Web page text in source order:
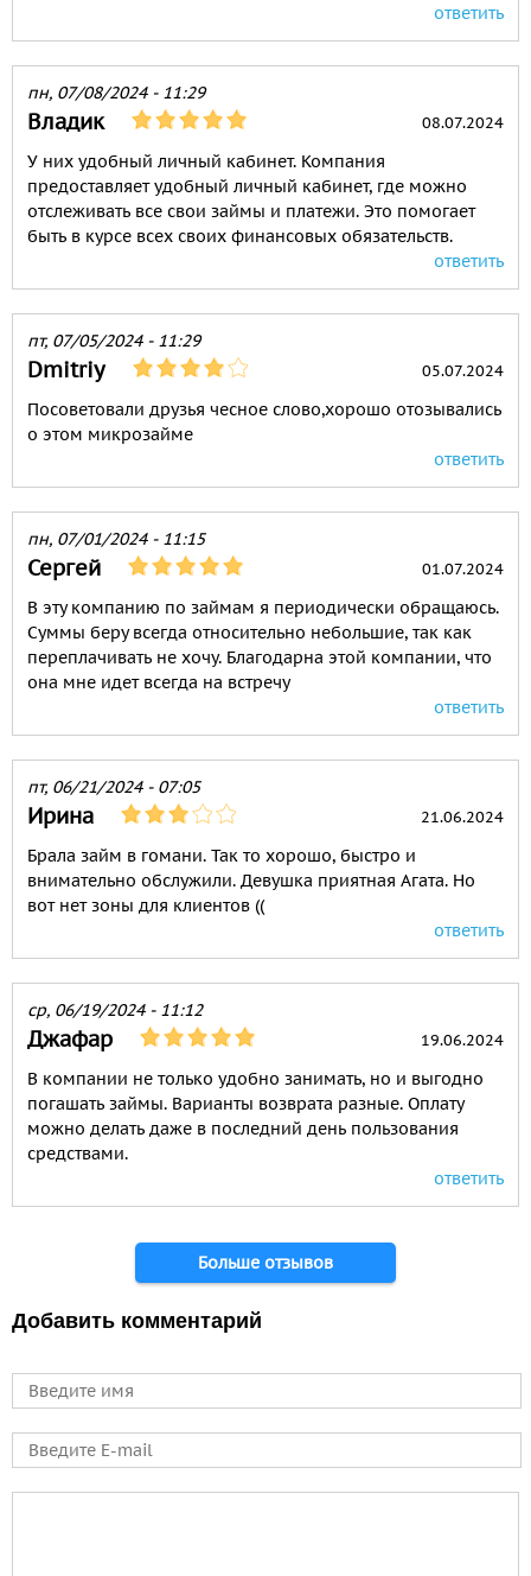
ответить
пн, 07/08/2024 - 11:29
Владик 08.07.2024
У них удобный личный кабинет. Компания
предоставляет удобный личный кабинет, где можно
отслеживать все свои займы и платежи. Это помогает
быть в курсе всех своих финансовых обязательств.
ответить
пт, 07/05/2024 - 11:29
Dmitriy 05.07.2024
Посоветовали друзья чесное слово,хорошо отозывались
о этом микрозайме
ответить
пн, 07/01/2024 - 11:15
Сергей 01.07.2024
В эту компанию по займам я периодически обращаюсь.
Суммы беру всегда относительно небольшие, так как
переплачивать не хочу. Благодарна этой компании, что
она мне идет всегда на встречу
ответить
пт, 06/21/2024 - 07:05
Ирина 21.06.2024
Брала займ в гомани. Так то хорошо, быстро и
внимательно обслужили. Девушка приятная Агата. Но
вот нет зоны для клиентов ((
ответить
ср, 06/19/2024 - 11:12
Джафар 19.06.2024
В компании не только удобно занимать, но и выгодно
погашать займы. Варианты возврата разные. Оплату
можно делать даже в последний день пользования
средствами.
ответить
Больше отзывов
Добавить комментарий
Имя
E-mail